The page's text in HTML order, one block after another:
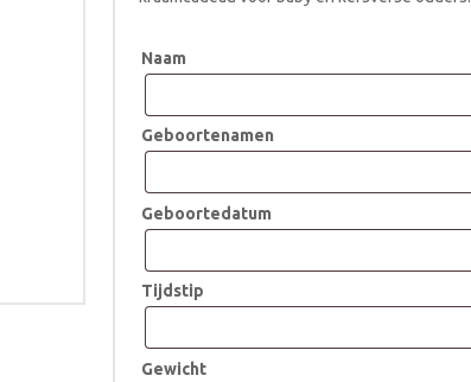
Naam
Geboortenamen
Geboortedatum
Tijdstip
Gewicht